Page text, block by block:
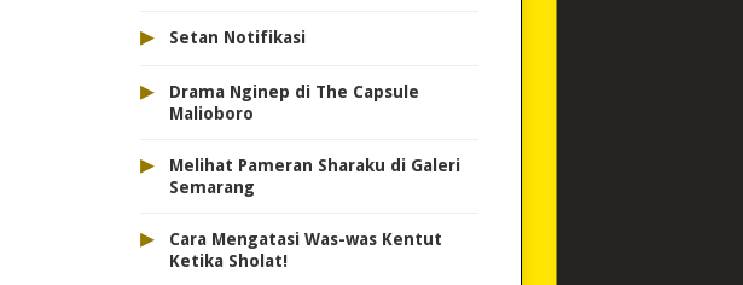
▸ Setan Notifikasi
▸
Drama Nginep di The Capsule
Malioboro
▸
Melihat Pameran Sharaku di Galeri
Semarang
▸
Cara Mengatasi Was-was Kentut
Ketika Sholat!